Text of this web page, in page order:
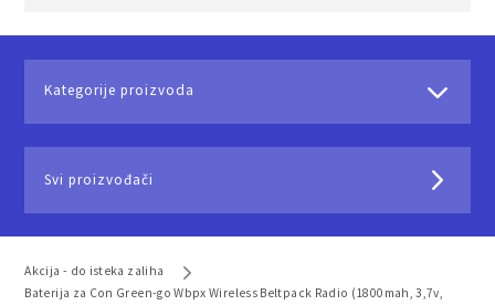
Kategorije proizvoda
Svi proizvođači
Akcija - do isteka zaliha
Baterija za Con Green-go Wbpx Wireless Beltpack Radio (1800mah, 3,7v,